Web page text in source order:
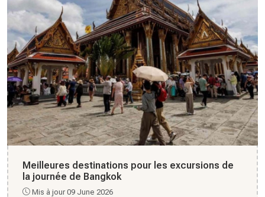
Meilleures destinations pour les excursions de
la journée de Bangkok
Mis à jour 09 June 2026